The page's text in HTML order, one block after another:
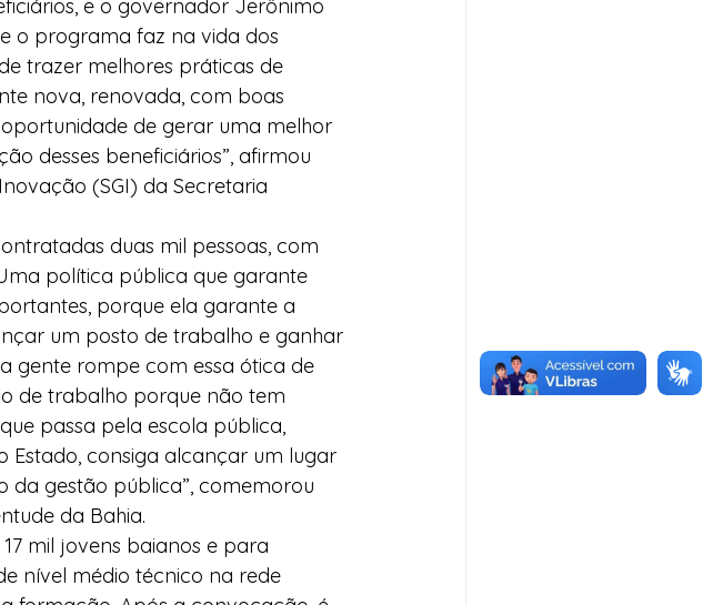
e o governador Jerônimo
o programa faz na vida dos
trazer melhores práticas de
nova, renovada, com boas
de gerar uma melhor
desses beneficiários”, afirmou
(SGI) da Secretaria
duas mil pessoas, com
política pública que garante
porque ela garante a
um posto de trabalho e ganhar
gente rompe com essa ótica de
de trabalho porque não tem
passa pela escola pública,
consiga alcançar um lugar
da gestão pública”, comemorou
da Bahia.
mil jovens baianos e para
nível médio técnico na rede